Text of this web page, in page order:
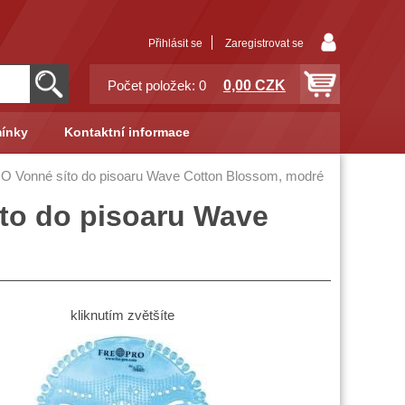
Přihlásit se Zaregistrovat se
Počet položek: 0 0,00 CZK
Kontaktní informace
Vonné síto do pisoaru Wave Cotton Blossom, modré
do pisoaru Wave
kliknutím zvětšíte